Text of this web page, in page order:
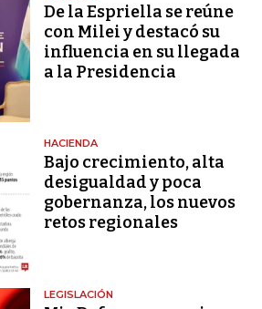
De la Espriella se reúne
con Milei y destacó su
influencia en su llegada
a la Presidencia
HACIENDA
Bajo crecimiento, alta
desigualdad y poca
gobernanza, los nuevos
retos regionales
LEGISLACIÓN